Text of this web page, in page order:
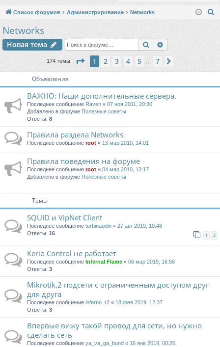
ы
и
д ис
Список форумов Администрирование Networks
Networks
Новая тема Поиск
174 темы Страница из 7
1 2 3 4 5 7
Объявления
ВАЖНО: Наши дополнительные сервера.
Последнее сообщение Raven « 07 ноя 2011, 20:30
Добавлено в форуме Полезные советы
Ответы: 8
Правила раздела Networks
Последнее сообщение root « 13 мар 2010, 14:01
Правила поведения на форуме
Последнее сообщение root « 04 мар 2010, 13:17
Добавлено в форуме Полезные советы
Темы
SQUID и VipNet Client
Последнее сообщение turbinaodin « 27 авг 2019, 10:48
Ответы: 16 1 2
Kerio Control не работает
Последнее сообщение Infernal Flame « 06 мар 2019, 16:58
Ответы: 3
Mikrotik,2 подсети с ограниченным доступом друг
для друга
Последнее сообщение inferno_r2 « 18 фев 2019, 12:37
Ответы: 3
Впервые вижу такой провод для сети, но нужно
сделать сеть
Последнее сообщение ya_va_ga_bund « 16 янв 2019, 00:26